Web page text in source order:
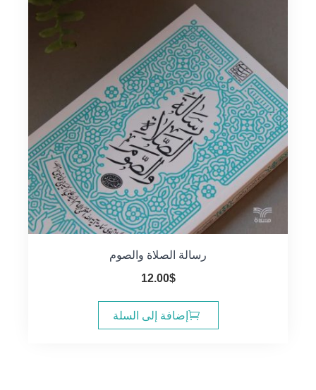
رسالة الصلاة والصوم
12.00$
إضافة إلى السلة